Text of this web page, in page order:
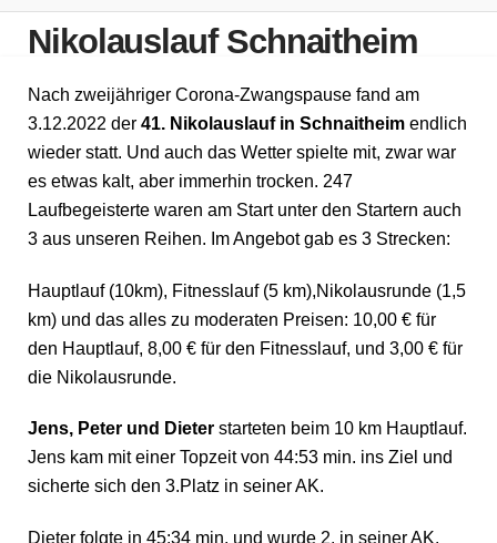
Nikolauslauf Schnaitheim
Nach zweijähriger Corona-Zwangspause fand am
3.12.2022 der 41. Nikolauslauf in Schnaitheim endlich
wieder statt. Und auch das Wetter spielte mit, zwar war
es etwas kalt, aber immerhin trocken. 247
Laufbegeisterte waren am Start unter den Startern auch
3 aus unseren Reihen. Im Angebot gab es 3 Strecken:
Hauptlauf (10km), Fitnesslauf (5 km),Nikolausrunde (1,5
km) und das alles zu moderaten Preisen: 10,00 € für
den Hauptlauf, 8,00 € für den Fitnesslauf, und 3,00 € für
die Nikolausrunde.
Jens, Peter und Dieter starteten beim 10 km Hauptlauf.
Jens kam mit einer Topzeit von 44:53 min. ins Ziel und
sicherte sich den 3.Platz in seiner AK.
Dieter folgte in 45:34 min. und wurde 2. in seiner AK.